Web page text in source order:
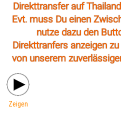
Direkttransfer auf
Evt. muss Du einen
nutze dazu den
Direkttranfers anzeigen
von unserem
Zeigen